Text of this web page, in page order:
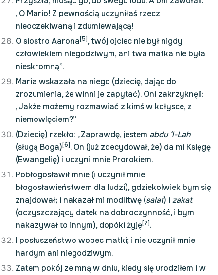
„O Mario! Z pewnością uczyniłaś rzecz
nieoczekiwaną i zdumiewającą!
O siostro Aarona[5], twój ojciec nie był nigdy
człowiekiem niegodziwym, ani twa matka nie była
nieskromną”.
Maria wskazała na niego (dziecię, dając do
zrozumienia, że winni je zapytać). Oni zakrzyknęli:
„Jakże możemy rozmawiać z kimś w kołysce, z
niemowlęciem?”
(Dziecię) rzekło: „Zaprawdę, jestem abdu ‘l-Lah
(sługą Boga)[6]. On (już zdecydował, że) da mi Księgę
(Ewangelię) i uczyni mnie Prorokiem.
Pobłogosławił mnie (i uczynił mnie
błogosławieństwem dla ludzi), gdziekolwiek bym się
znajdował; i nakazał mi modlitwę (salat) i zakat
(oczyszczający datek na dobroczynność, i bym
nakazywał to innym), dopóki żyję[7].
I posłuszeństwo wobec matki; i nie uczynił mnie
hardym ani niegodziwym.
Zatem pokój ze mną w dniu, kiedy się urodziłem i w